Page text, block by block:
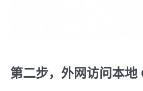
第二步，外网访问本地